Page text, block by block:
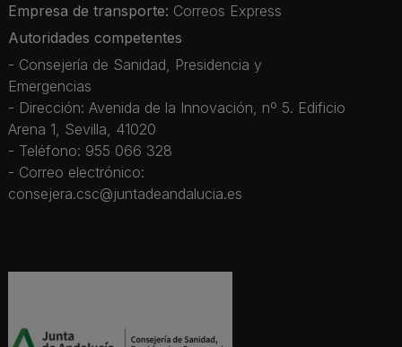
Empresa de transporte: Correos Express
Autoridades competentes
- Consejería de Sanidad, Presidencia y
Emergencias
- Dirección: Avenida de la Innovación, nº 5. Edificio
Arena 1, Sevilla, 41020
- Teléfono: 955 066 328
- Correo electrónico:
consejera.csc@juntadeandalucia.es